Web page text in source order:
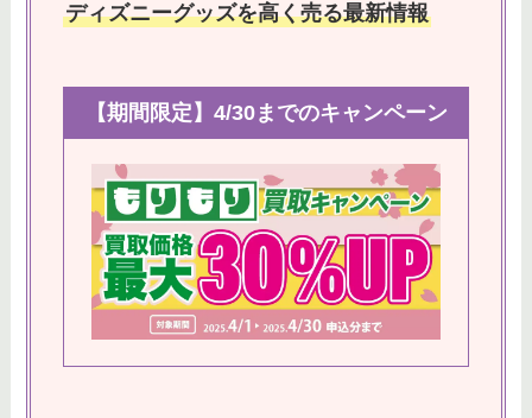
ディズニーグッズを高く売る最新情報
【期間限定】4/30までのキャンペーン